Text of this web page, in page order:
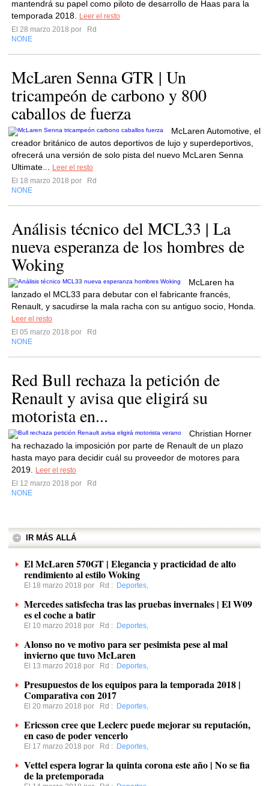
mantendrá su papel como piloto de desarrollo de Haas para la
temporada 2018.
Leer el resto
El 28 marzo 2018 por
Rd
NONE
McLaren Senna GTR | Un
tricampeón de carbono y 800
caballos de fuerza
McLaren Automotive, el
creador británico de autos deportivos de lujo y superdeportivos,
ofrecerá una versión de solo pista del nuevo McLaren Senna
Ultimate...
Leer el resto
El 18 marzo 2018 por
Rd
NONE
Análisis técnico del MCL33 | La
nueva esperanza de los hombres de
Woking
McLaren ha
lanzado el MCL33 para debutar con el fabricante francés,
Renault, y sacudirse la mala racha con su antiguo socio, Honda.
Leer el resto
El 05 marzo 2018 por
Rd
NONE
Red Bull rechaza la petición de
Renault y avisa que eligirá su
motorista en...
Christian Horner
ha rechazado la imposición por parte de Renault de un plazo
hasta mayo para decidir cuál su proveedor de motores para
2019.
Leer el resto
El 12 marzo 2018 por
Rd
NONE
IR MÁS ALLÁ
El McLaren 570GT | Elegancia y practicidad de alto
rendimiento al estilo Woking
El 18 marzo 2018 por Rd : Deportes,
Mercedes satisfecha tras las pruebas invernales | El W09
es el coche a batir
El 10 marzo 2018 por Rd : Deportes,
Alonso no ve motivo para ser pesimista pese al mal
invierno que tuvo McLaren
El 13 marzo 2018 por Rd : Deportes,
Presupuestos de los equipos para la temporada 2018 |
Comparativa con 2017
El 20 marzo 2018 por Rd : Deportes,
Ericsson cree que Leclerc puede mejorar su reputación,
en caso de poder vencerlo
El 17 marzo 2018 por Rd : Deportes,
Vettel espera lograr la quinta corona este año | No se fia
de la pretemporada